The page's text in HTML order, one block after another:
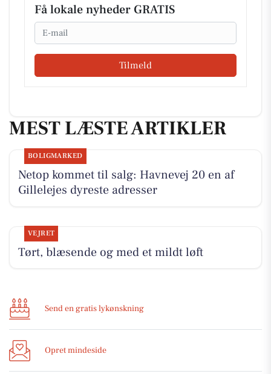
Få lokale nyheder GRATIS
Email
Tilmeld
MEST LÆSTE ARTIKLER
BOLIGMARKED
Netop kommet til salg: Havnevej 20 en af
Gillelejes dyreste adresser
VEJRET
Tørt, blæsende og med et mildt løft
Send en gratis lykønskning
Opret mindeside